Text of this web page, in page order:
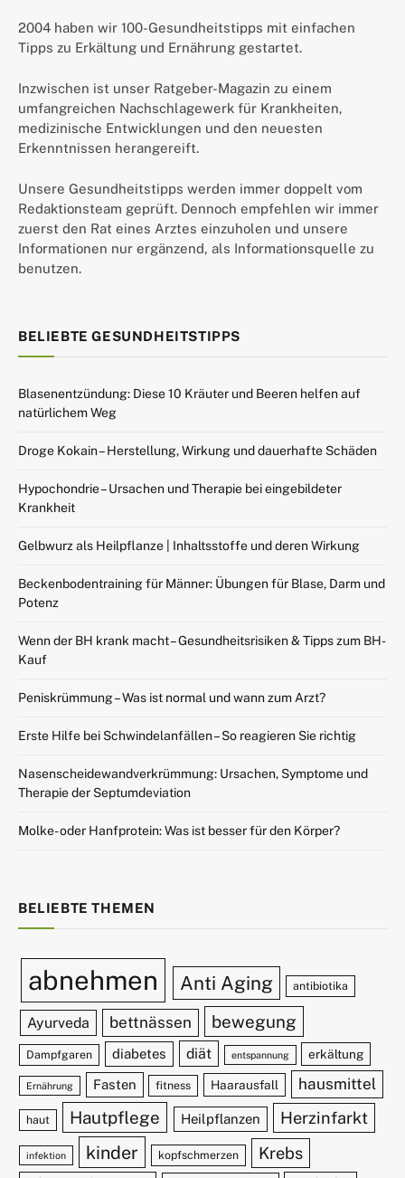
2004 haben wir 100-Gesundheitstipps mit einfachen
Tipps zu Erkältung und Ernährung gestartet.
Inzwischen ist unser Ratgeber-Magazin zu einem
umfangreichen Nachschlagewerk für Krankheiten,
medizinische Entwicklungen und den neuesten
Erkenntnissen herangereift.
Unsere Gesundheitstipps werden immer doppelt vom
Redaktionsteam geprüft. Dennoch empfehlen wir immer
zuerst den Rat eines Arztes einzuholen und unsere
Informationen nur ergänzend, als Informationsquelle zu
benutzen.
BELIEBTE GESUNDHEITSTIPPS
Blasenentzündung: Diese 10 Kräuter und Beeren helfen auf
natürlichem Weg
Droge Kokain – Herstellung, Wirkung und dauerhafte Schäden
Hypochondrie – Ursachen und Therapie bei eingebildeter
Krankheit
Gelbwurz als Heilpflanze | Inhaltsstoffe und deren Wirkung
Beckenbodentraining für Männer: Übungen für Blase, Darm und
Potenz
Wenn der BH krank macht – Gesundheitsrisiken & Tipps zum BH-
Kauf
Peniskrümmung – Was ist normal und wann zum Arzt?
Erste Hilfe bei Schwindelanfällen – So reagieren Sie richtig
Nasenscheidewandverkrümmung: Ursachen, Symptome und
Therapie der Septumdeviation
Molke- oder Hanfprotein: Was ist besser für den Körper?
BELIEBTE THEMEN
abnehmen Anti Aging antibiotika
Ayurveda bettnässen bewegung
Dampfgaren diabetes diät entspannung erkältung
Ernährung Fasten fitness Haarausfall hausmittel
haut Hautpflege Heilpflanzen Herzinfarkt
infektion kinder kopfschmerzen Krebs